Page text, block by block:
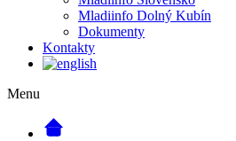
Mladiinfo Dolný Kubín
Dokumenty
Kontakty
Menu